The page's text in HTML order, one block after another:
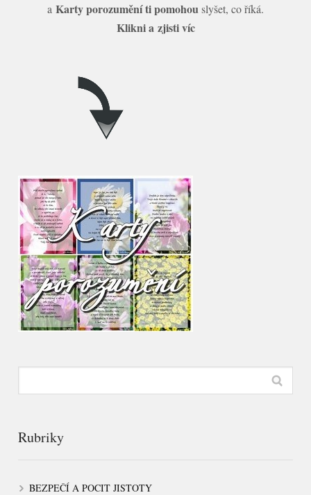
a Karty porozumění ti pomohouslyšet, co říká.
Klikni a zjisti víc
Rubriky
BEZPEČÍ A POCIT JISTOTY